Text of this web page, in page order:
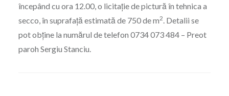
începând cu ora 12.00, o licitație de pictură în tehnica a
secco, în suprafață estimată de 750 de m2 . Detalii se
pot obține la numărul de telefon 0734 073 484 – Preot
paroh Sergiu Stanciu.